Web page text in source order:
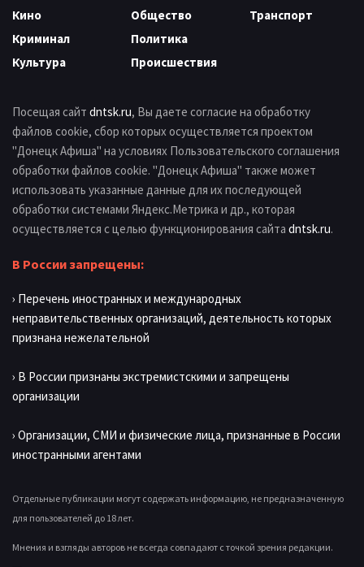
Кино
Криминал
Культура
Общество
Политика
Происшествия
Транспорт
Посещая сайт dntsk.ru, Вы даете согласие на обработку
файлов cookie, сбор которых осуществляется проектом
"Донецк Афиша" на условиях Пользовательского соглашения
обработки файлов cookie. "Донецк Афиша" также может
использовать указанные данные для их последующей
обработки системами Яндекс.Метрика и др., которая
осуществляется с целью функционирования сайта dntsk.ru.
В России запрещены:
› Перечень иностранных и международных
неправительственных организаций, деятельность которых
признана нежелательной
› В России признаны экстремистскими и запрещены
организации
› Организации, СМИ и физические лица, признанные в России
иностранными агентами
Отдельные публикации могут содержать информацию, не предназначенную
для пользователей до 18 лет.
Мнения и взгляды авторов не всегда совпадают с точкой зрения редакции.